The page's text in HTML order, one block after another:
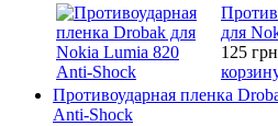
для
125
Противоударная пленка
Anti-Shock